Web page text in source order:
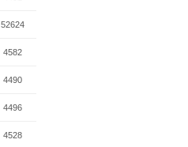
52624
4582
4490
4496
4528